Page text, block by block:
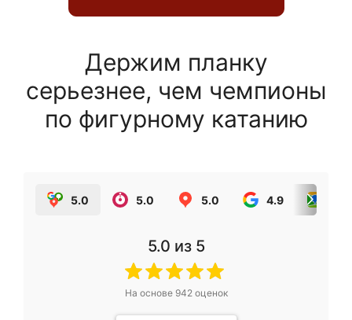
Держим планку
серьезнее, чем чемпионы
по фигурному катанию
5.0 5.0 5.0 4.9
5.0 из 5
На основе 942оценок